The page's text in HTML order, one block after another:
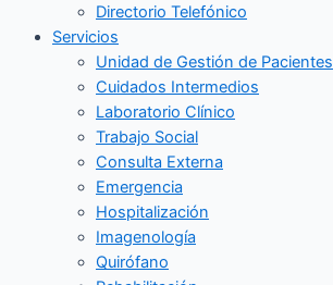
Directorio Telefónico
Servicios
Unidad de Gestión de Pacientes
Cuidados Intermedios
Laboratorio Clínico
Trabajo Social
Consulta Externa
Emergencia
Hospitalización
Imagenología
Quirófano